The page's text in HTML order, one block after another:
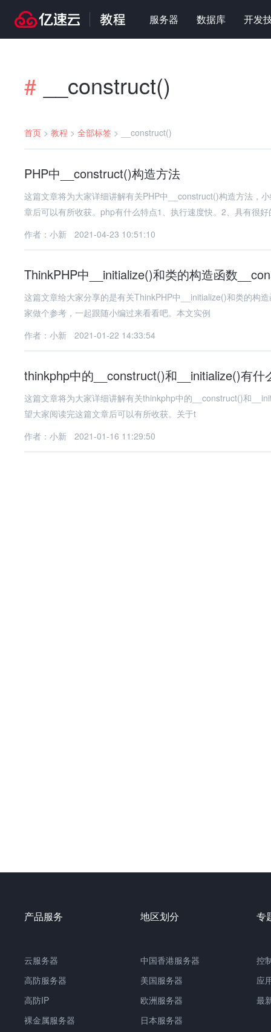
服务器 数据库 开发
# __construct()
首页 > 教程 > 全部标签 > __construct()
PHP中__construct()构造方法
这篇文章将为大家详细讲解有关PHP中__construct()构造方法，
章后可以有所收获。php有什么特点1、执行速度快。2、具有很好
作者：小新
2021-04-23 10:51:10
ThinkPHP中__initialize()和类的构造函数
这篇文章给大家分享的是有关ThinkPHP中__initialize()和类的构
家做个参考，一起跟随小编过来看看吧。本文实例
作者：小新
2021-01-22 14:33:54
thinkphp中的__construct()和__initialize()有什
这篇文章将为大家详细讲解有关thinkphp中的__construct()和
望大家阅读完这篇文章后可以有所收获。关于t
作者：小新
2021-01-16 11:29:50
产品服务
云服务器
高防服务器
高防IP
裸金属服务器
地区划分
中国香港服务器
美国服务器
欧洲服务器
日本服务器
专
控
应
最